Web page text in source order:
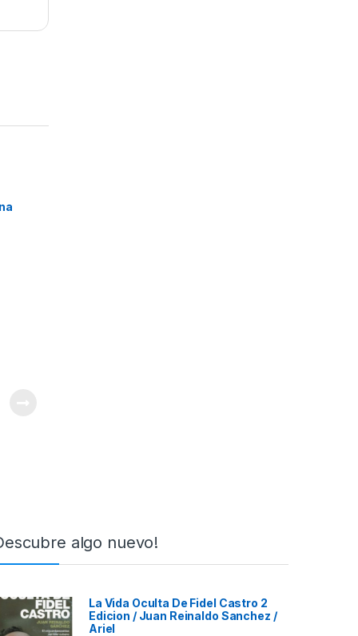
algo nuevo!
La Vida Oculta De Fidel Castro 2
Edicion / Juan Reinaldo Sanchez /
Ariel